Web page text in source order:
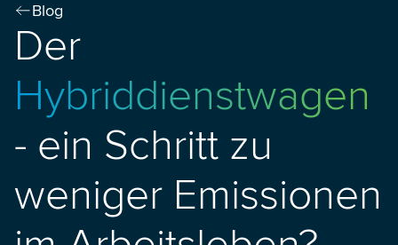
Blog
Der
Hybriddienstwagen
- ein Schritt zu
weniger Emissionen